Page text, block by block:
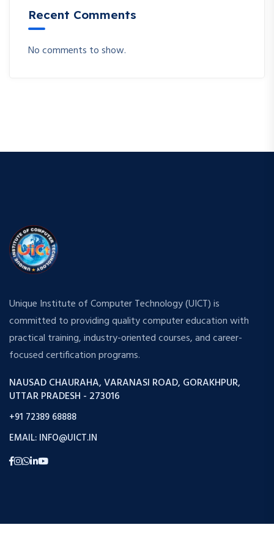
Recent Comments
No comments to show.
Unique Institute of Computer Technology (UICT) is
committed to providing quality computer education with
practical training, industry-oriented courses, and career-
focused certification programs.
NAUSAD CHAURAHA, VARANASI ROAD, GORAKHPUR,
UTTAR PRADESH - 273016
+91 72389 68888
EMAIL: INFO@UICT.IN